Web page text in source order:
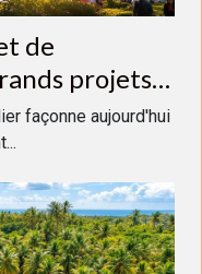
de
projets
façonne aujourd'hui